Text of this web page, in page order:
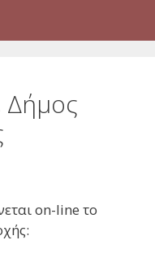
Δήμος
on-line το